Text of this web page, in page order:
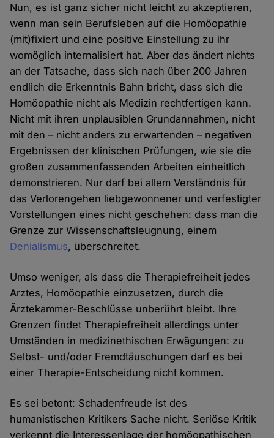
Nun, es ist ganz sicher nicht leicht zu akzeptieren,
wenn man sein Berufsleben auf die Homöopathie
(mit)fixiert und eine positive Einstellung zu ihr
womöglich internalisiert hat. Aber das ändert nichts
an der Tatsache, dass sich nach über 200 Jahren
endlich die Erkenntnis Bahn bricht, dass sich die
Homöopathie nicht als Medizin rechtfertigen kann.
Nicht mit ihren unplausiblen Grundannahmen, nicht
mit den – nicht anders zu erwartenden – negativen
Ergebnissen der klinischen Prüfungen, wie sie die
großen zusammenfassenden Arbeiten einheitlich
demonstrieren. Nur darf bei allem Verständnis für
das Verlorengehen liebgewonnener und verfestigter
Vorstellungen eines nicht geschehen: dass man die
Grenze zur Wissenschaftsleugnung, einem
Denialismus, überschreitet.
Umso weniger, als dass die Therapiefreiheit jedes
Arztes, Homöopathie einzusetzen, durch die
Ärztekammer-Beschlüsse unberührt bleibt. Ihre
Grenzen findet Therapiefreiheit allerdings unter
Umständen in medizinethischen Erwägungen: zu
Selbst- und/oder Fremdtäuschungen darf es bei
einer Therapie-Entscheidung nicht kommen.
Es sei betont: Schadenfreude ist des
humanistischen Kritikers Sache nicht. Seriöse Kritik
verkennt die Interessenlage der homöopathischen